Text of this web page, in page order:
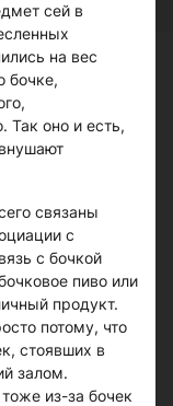
сей в
на вес
бочке,
Так оно и есть,
связаны
с
с бочкой
пиво или
продукт.
потому, что
стоявших в
залом.
из-за бочек